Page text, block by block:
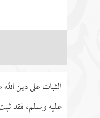
الثبات على دين
عليه وسلم، فقد